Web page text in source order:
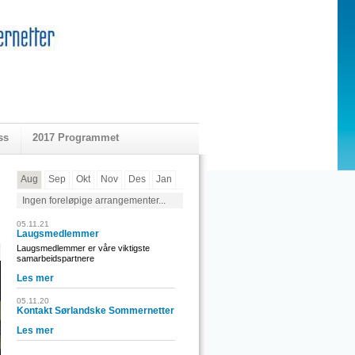
2017 Programmet
Aug Sep Okt Nov Des
Jan
Ingen foreløpige arrangementer...
05.11.21
Laugsmedlemmer
Laugsmedlemmer er våre viktigste
samarbeidspartnere
Les mer
05.11.20
Kontakt Sørlandske Sommernetter
Les mer